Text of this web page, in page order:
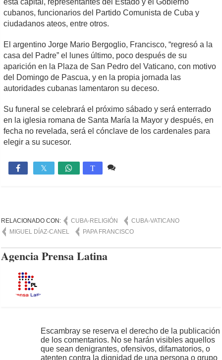
esta capital, representantes del Estado y el Gobierno
cubanos, funcionarios del Partido Comunista de Cuba y
ciudadanos ateos, entre otros.
El argentino Jorge Mario Bergoglio, Francisco, “regresó a la
casa del Padre” el lunes último, poco después de su
aparición en la Plaza de San Pedro del Vaticano, con motivo
del Domingo de Pascua, y en la propia jornada las
autoridades cubanas lamentaron su deceso.
Su funeral se celebrará el próximo sábado y será enterrado
en la iglesia romana de Santa María la Mayor y después, en
fecha no revelada, será el cónclave de los cardenales para
elegir a su sucesor.
 T
RELACIONADO CON: CUBA-RELIGIÓN
CUBA-VATICANO
MIGUEL DÍAZ-CANEL
PAPA FRANCISCO
Agencia Prensa Latina
Escambray se reserva el derecho de la publicación
de los comentarios. No se harán visibles aquellos
que sean denigrantes, ofensivos, difamatorios, o
atenten contra la dignidad de una persona o grupo